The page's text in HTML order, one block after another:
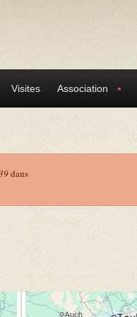
Visites Association
dans